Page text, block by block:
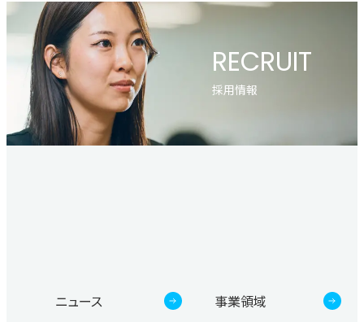
RECRUIT
採用情報
ニュース 事業領域